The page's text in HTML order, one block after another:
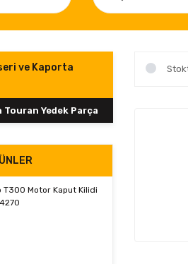
ve Kaporta
Yedek Parça